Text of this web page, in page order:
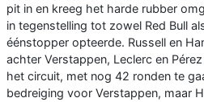
pit in en kreeg het harde rubber
in tegenstelling tot zowel Red Bull
éénstopper opteerde. Russell en
achter Verstappen, Leclerc en
het circuit, met nog 42 ronden te
bedreiging voor Verstappen, maar